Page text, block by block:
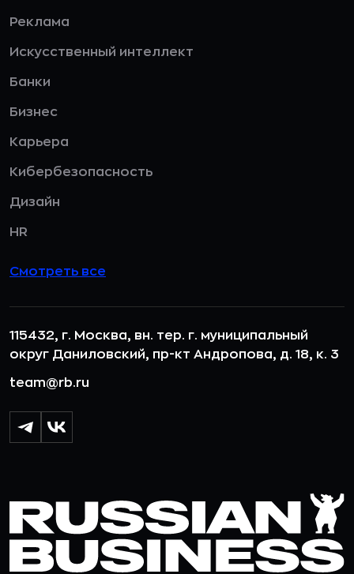
Реклама
Искусственный интеллект
Банки
Бизнес
Карьера
Кибербезопасность
Дизайн
HR
Смотреть все
115432, г. Москва, вн. тер. г. муниципальный
округ Даниловский, пр-кт Андропова, д. 18, к. 3
team@rb.ru